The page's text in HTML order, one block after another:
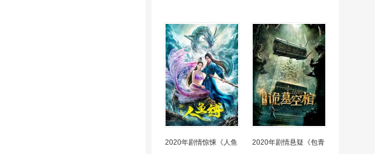
2020年剧情惊悚《人鱼 2020年剧情悬疑《包青